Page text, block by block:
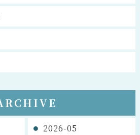
2026-05